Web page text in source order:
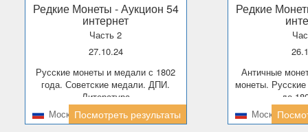
Редкие Монеты - Аукцион 54
интернет
Часть 2
27.10.24
Русские монеты и медали с 1802
года. Советские медали. ДПИ.
Литература
МоскваПосмотреть результаты
Редкие
Античные монеты. Иностранные
монеты.
до
Москва